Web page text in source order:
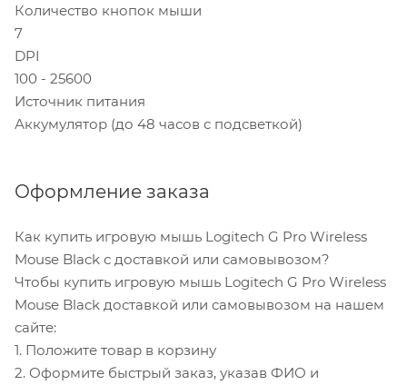
Количество кнопок мыши
7
DPI
100 - 25600
Источник питания
Аккумулятор (до 48 часов с подсветкой)
Оформление заказа
Как купить игровую мышь Logitech G Pro Wireless
Mouse Black с доставкой или самовывозом?
Чтобы купить игровую мышь Logitech G Pro Wireless
Mouse Black доставкой или самовывозом на нашем
сайте:
1. Положите товар в корзину
2. Оформите быстрый заказ, указав ФИО и